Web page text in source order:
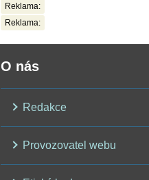
Reklama:
Reklama:
O nás
Redakce
Provozovatel webu